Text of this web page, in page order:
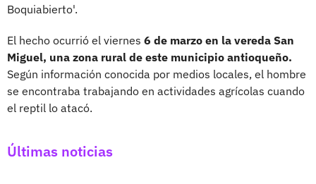
Boquiabierto'.
El hecho ocurrió el viernes 6 de marzo en la vereda San
Miguel, una zona rural de este municipio antioqueño.
Según información conocida por medios locales, el hombre
se encontraba trabajando en actividades agrícolas cuando
el reptil lo atacó.
Últimas noticias